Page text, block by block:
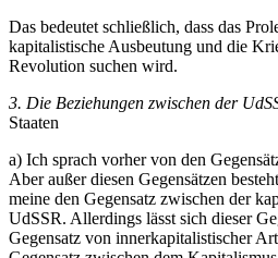
Das bedeutet schließlich, dass das
kapitalistische Ausbeutung und die
Revolution suchen wird.
3. Die Beziehungen zwischen der
Staaten
a) Ich sprach vorher von den
Aber außer diesen Gegensätzen
meine den Gegensatz zwischen der
UdSSR. Allerdings lässt sich dieser
Gegensatz von innerkapitalistischer